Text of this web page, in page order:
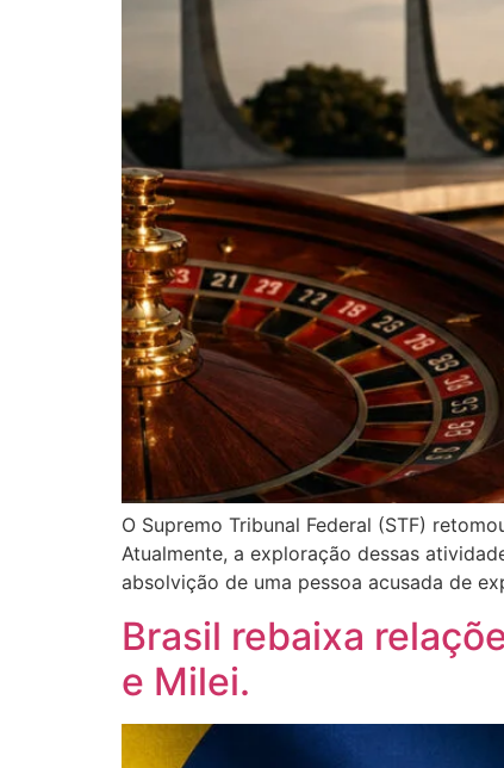
O Supremo Tribunal Federal (STF)
Atualmente, a exploração dessas
absolvição de uma pessoa acusada de
Brasil rebaixa
e Milei.